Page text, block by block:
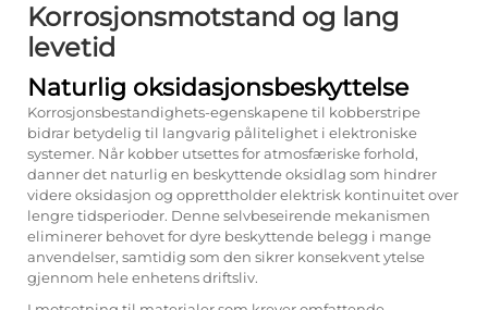
Korrosjonsmotstand og lang
levetid
Naturlig oksidasjonsbeskyttelse
Korrosjonsbestandighets-egenskapene til kobberstripe
bidrar betydelig til langvarig pålitelighet i elektroniske
systemer. Når kobber utsettes for atmosfæriske forhold,
danner det naturlig en beskyttende oksidlag som hindrer
videre oksidasjon og opprettholder elektrisk kontinuitet over
lengre tidsperioder. Denne selvbeseirende mekanismen
eliminerer behovet for dyre beskyttende belegg i mange
anvendelser, samtidig som den sikrer konsekvent ytelse
gjennom hele enhetens driftsliv.